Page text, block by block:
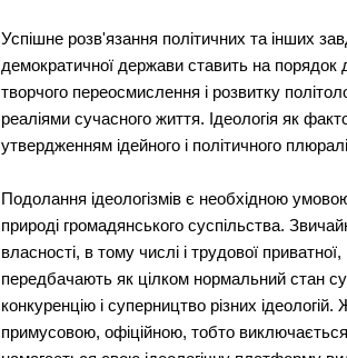
Успішне розв'язання політичних та інших
демократичної держави ставить на порядок
творчого переосмислення і розвитку
реаліями сучасного життя. Ідеологія як
утвердженням ідейного і політичного
Подолання ідеологізмів є необхідною
природі громадянського суспільства.
власності, в тому числі і трудової
передбачають як цілком нормальний стан
конкуренцію і суперництво різних
примусовою, офіційною, тобто